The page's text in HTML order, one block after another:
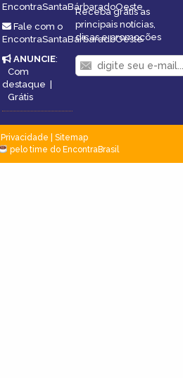
EncontraSantaBárbaradoOeste
Fale com o
EncontraSantaBárbaradoOeste
ANUNCIE:
Com
destaque |
Grátis
Receba grátis as
principais notícias,
dicas e promoções
Privacidade
Sitemap
pelo time do EncontraBrasil